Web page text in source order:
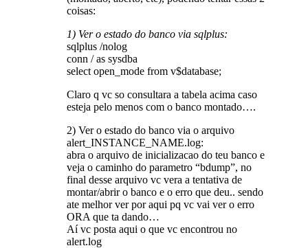
coisas:
1) Ver o estado do banco via sqlplus:
sqlplus /nolog
conn / as sysdba
select open_mode from v$database;
Claro q vc so consultara a tabela acima caso
esteja pelo menos com o banco montado….
2) Ver o estado do banco via o arquivo
alert_INSTANCE_NAME.log:
abra o arquivo de inicializacao do teu banco e
veja o caminho do parametro “bdump”, no
final desse arquivo vc vera a tentativa de
montar/abrir o banco e o erro que deu.. sendo
ate melhor ver por aqui pq vc vai ver o erro
ORA que ta dando…
Aí vc posta aqui o que vc encontrou no
alert.log